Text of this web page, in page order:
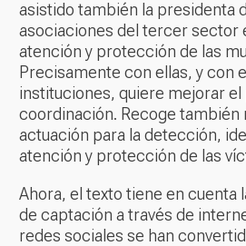
asistido también la presidenta
asociaciones del tercer sector
atención y protección de las
Precisamente con ellas, y con
instituciones, quiere mejorar
coordinación. Recoge también
actuación para la detección,
atención y protección de las
Ahora, el texto tiene en cuenta
de captación a través de
redes sociales se han